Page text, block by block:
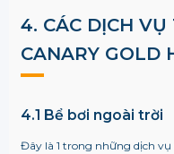
4. CÁC DỊCH
CANARY GOLD
4.1 Bể bơi ngoài trời
Đây là 1 trong những dịch